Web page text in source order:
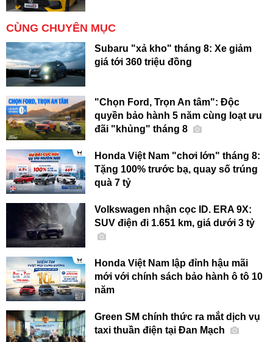
CÙNG CHUYÊN MỤC
Subaru "xả kho" tháng 8: Xe giảm
giá tới 360 triệu đồng
"Chọn Ford, Trọn An tâm": Độc
quyền bảo hành 5 năm cùng loạt ưu
đãi "khủng" tháng 8
Honda Việt Nam "chơi lớn" tháng 8:
Tặng 100% trước bạ, quay số trúng
quà 7 tỷ
Volkswagen nhận cọc ID. ERA 9X:
SUV điện đi 1.651 km, giá dưới 3 tỷ
Honda Việt Nam lập đỉnh hậu mãi
mới với chính sách bảo hành ô tô 10
năm
Green SM chính thức ra mắt dịch vụ
taxi thuần điện tại Đan Mạch